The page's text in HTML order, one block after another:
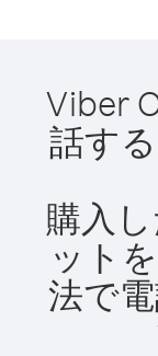
Viber
話す
購入
ット
法で